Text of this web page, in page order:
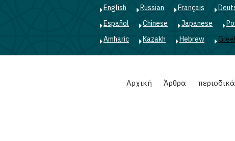
English Russian Français
Español
Chinese Japanese
Amharic
Kazakh Hebrew
Αρχική Άρθρα περιοδικά